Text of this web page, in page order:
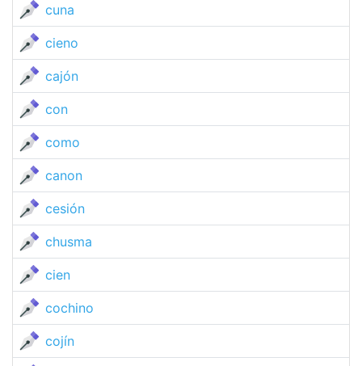
cuna
cieno
cajón
con
como
canon
cesión
chusma
cien
cochino
cojín